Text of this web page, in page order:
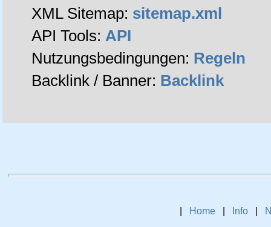
XML Sitemap: sitemap.xml
API Tools: API
Nutzungsbedingungen: Regeln
Backlink / Banner: Backlink
Home Info